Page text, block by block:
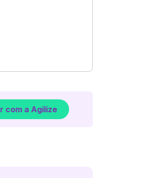
com a Agilize